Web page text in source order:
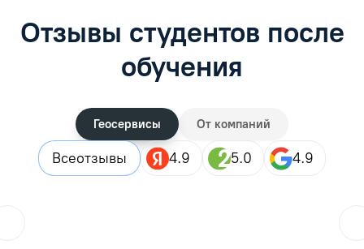
Отзывы студентов после
обучения
Геосервисы От компаний
Всеотзывы 4.9 5.0 4.9